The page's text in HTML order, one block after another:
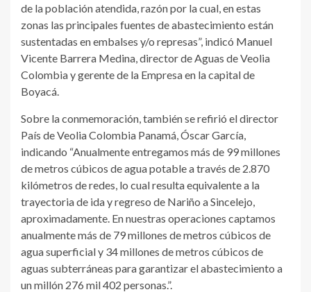
de la población atendida, razón por la cual, en estas
zonas las principales fuentes de abastecimiento están
sustentadas en embalses y/o represas”, indicó Manuel
Vicente Barrera Medina, director de Aguas de Veolia
Colombia y gerente de la Empresa en la capital de
Boyacá.
Sobre la conmemoración, también se refirió el director
País de Veolia Colombia Panamá, Óscar García,
indicando “Anualmente entregamos más de 99 millones
de metros cúbicos de agua potable a través de 2.870
kilómetros de redes, lo cual resulta equivalente a la
trayectoria de ida y regreso de Nariño a Sincelejo,
aproximadamente. En nuestras operaciones captamos
anualmente más de 79 millones de metros cúbicos de
agua superficial y 34 millones de metros cúbicos de
aguas subterráneas para garantizar el abastecimiento a
un millón 276 mil 402 personas.”.